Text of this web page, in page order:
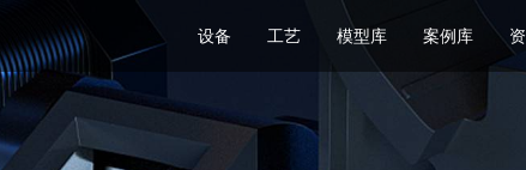
设备 工艺 模型库 案例库